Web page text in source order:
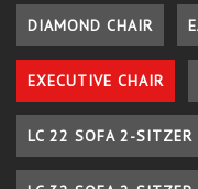
DIAMOND CHAIR
EXECUTIVE CHAIR
LC 22 SOFA 2-SITZER